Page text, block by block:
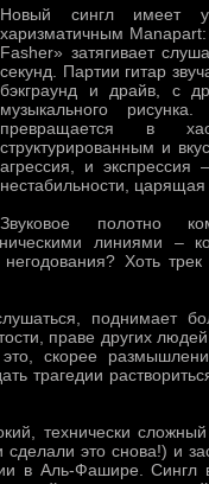
Новый сингл имеет
харизматичным
Fasher» затягивает
секунд. Партии гитар
бэкграунд и драйв, с
музыкального
превращается в
структурированным и
агрессия, и
нестабильности,
Звуковое полотно
линиями –
Хоть
поднимает
праве других
скорее
трагедии
технически
это снова!) и
в Аль-Фашире. Сингл